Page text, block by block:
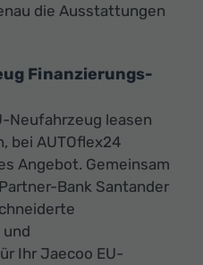
die Ausstattungen
Finanzierungs-
Neufahrzeug leasen
bei AUTOflex24
Angebot. Gemeinsam
Bank Santander
Ihr Jaecoo EU-